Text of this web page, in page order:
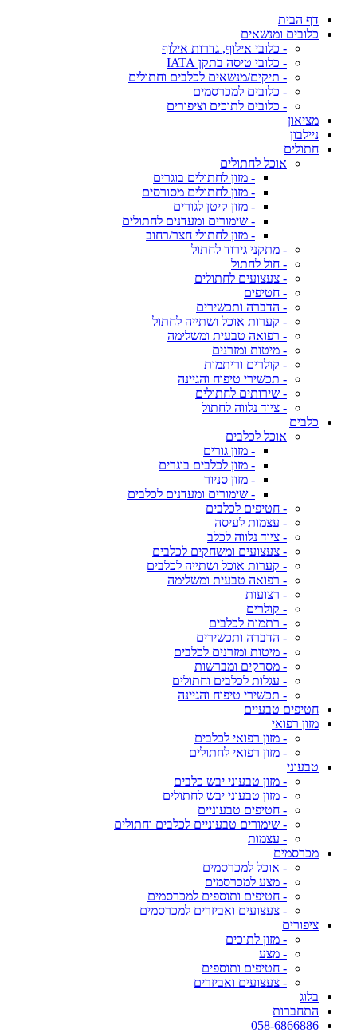
דף הבית
כלובים ומנשאים
- כלובי אילוף, גדרות אילוף
- כלובי טיסה בתקן IATA
- תיקים/מנשאים לכלבים וחתולים
- כלובים למכרסמים
- כלובים לתוכים וציפורים
מציאון
ניילבון
חתולים
אוכל לחתולים
- מזון לחתולים בוגרים
- מזון לחתולים מסורסים
- מזון קיטן לגורים
- שימורים ומעדנים לחתולים
- מזון לחתולי חצר/רחוב
- מתקני גירוד לחתול
- חול לחתול
- צעצועים לחתולים
- חטיפים
- הדברה ותכשירים
- קערות אוכל ושתייה לחתול
- רפואה טבעית ומשלימה
- מיטות ומזרנים
- קולרים וריתמות
- תכשירי טיפוח והגיינה
- שירותים לחתולים
- ציוד נלווה לחתול
כלבים
אוכל לכלבים
- מזון גורים
- מזון לכלבים בוגרים
- מזון סניור
- שימורים ומעדנים לכלבים
- חטיפים לכלבים
- עצמות לעיסה
- ציוד נלווה לכלב
- צעצועים ומשחקים לכלבים
- קערות אוכל ושתייה לכלבים
- רפואה טבעית ומשלימה
- רצועות
- קולרים
- רתמות לכלבים
- הדברה ותכשירים
- מיטות ומזרנים לכלבים
- מסרקים ומברשות
- עגלות לכלבים וחתולים
- תכשירי טיפוח והגיינה
חטיפים טבעיים
מזון רפואי
- מזון רפואי לכלבים
- מזון רפואי לחתולים
טבעוני
- מזון טבעוני יבש כלבים
- מזון טבעוני יבש לחתולים
- חטיפים טבעוניים
- שימורים טבעוניים לכלבים וחתולים
- עצמות
מכרסמים
- אוכל למכרסמים
- מצע למכרסמים
- חטיפים ותוספים למכרסמים
- צעצועים ואביזרים למכרסמים
ציפורים
- מזון לתוכים
- מצע
- חטיפים ותוספים
- צעצועים ואביזרים
בלוג
התחברות
058-6866886